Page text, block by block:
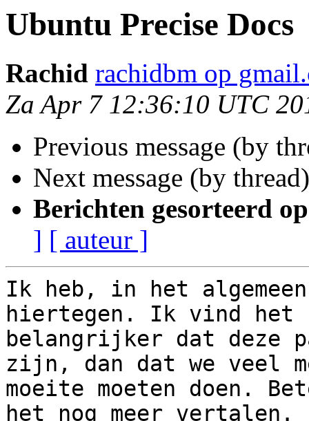
Ubuntu Precise Docs
Rachid rachidbm op
Za Apr 7 12:36:10 UTC
Previous message (by
Next message (by
Berichten gesorteerd
] [ auteur ]
Ik heb, in het
hiertegen. Ik vind het
belangrijker dat deze
zijn, dan dat we veel
moeite moeten doen.
het nog meer vertalen.